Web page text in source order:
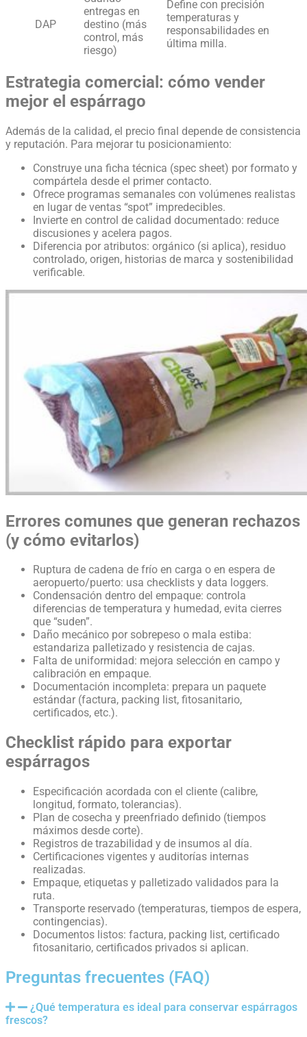
DAP
entregas en
destino (más
control, más
riesgo)
Define con precisión
temperaturas y
responsabilidades en
última milla.
Estrategia comercial: cómo vender
mejor el espárrago
Además de la calidad, el precio final depende de consistencia
y reputación. Para mejorar tu posicionamiento:
Construye una ficha técnica (spec sheet) por formato y
compártela desde el primer contacto.
Ofrece programas semanales con volúmenes realistas
en lugar de ventas “spot” impredecibles.
Invierte en control de calidad documentado: reduce
discusiones y acelera pagos.
Diferencia por atributos: orgánico (si aplica), residuo
controlado, origen, historias de marca y sostenibilidad
verificable.
Errores comunes que generan rechazos
(y cómo evitarlos)
Ruptura de cadena de frío en carga o en espera de
aeropuerto/puerto: usa checklists y data loggers.
Condensación dentro del empaque: controla
diferencias de temperatura y humedad, evita cierres
que “suden”.
Daño mecánico por sobrepeso o mala estiba:
estandariza palletizado y resistencia de cajas.
Falta de uniformidad: mejora selección en campo y
calibración en empaque.
Documentación incompleta: prepara un paquete
estándar (factura, packing list, fitosanitario,
certificados, etc.).
Checklist rápido para exportar
espárragos
Especificación acordada con el cliente (calibre,
longitud, formato, tolerancias).
Plan de cosecha y preenfriado definido (tiempos
máximos desde corte).
Registros de trazabilidad y de insumos al día.
Certificaciones vigentes y auditorías internas
realizadas.
Empaque, etiquetas y palletizado validados para la
ruta.
Transporte reservado (temperaturas, tiempos de espera,
contingencias).
Documentos listos: factura, packing list, certificado
fitosanitario, certificados privados si aplican.
Preguntas frecuentes (FAQ)
¿Qué temperatura es ideal para conservar espárragos
frescos?